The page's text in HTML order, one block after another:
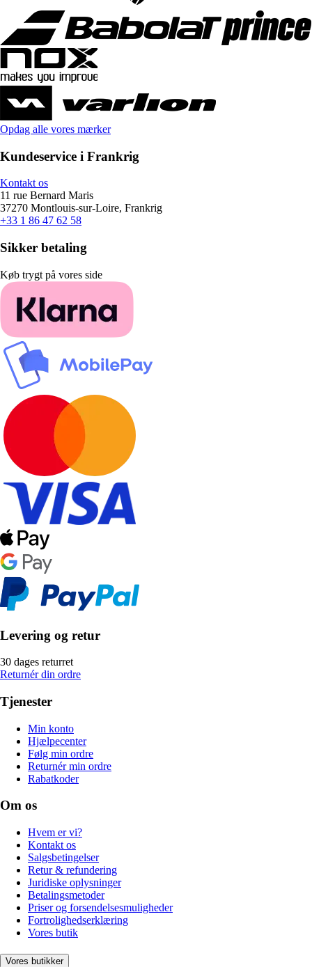
Opdag alle vores mærker
Kundeservice i Frankrig
Kontakt os
11 rue Bernard Maris
37270 Montlouis-sur-Loire, Frankrig
+33 1 86 47 62 58
Sikker betaling
Køb trygt på vores side
Levering og retur
30 dages returret
Returnér din ordre
Tjenester
Min konto
Hjælpecenter
Følg min ordre
Returnér min ordre
Rabatkoder
Om os
Hvem er vi?
Kontakt os
Salgsbetingelser
Retur & refundering
Juridiske oplysninger
Betalingsmetoder
Priser og forsendelsesmuligheder
Fortrolighedserklæring
Vores butik
Vores butikker